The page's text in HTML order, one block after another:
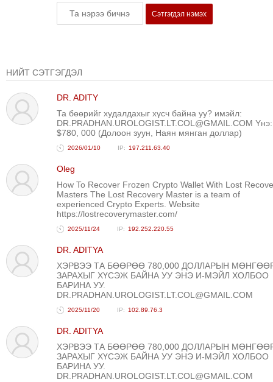
Сэтгэгдэл нэмэх
НИЙТ СЭТГЭГДЭЛ
DR. ADITY
Та бөөрийг худалдахыг хүсч байна уу? имэйл:
DR.PRADHAN.UROLOGIST.LT.COL@GMAIL.COM Yнэ:
$780, 000 (Долоон зуун, Наян мянган доллар)
2026/01/10 197.211.63.40
Oleg
How To Recover Frozen Crypto Wallet With Lost
Masters The Lost Recovery Master is a team of
experienced Crypto Experts. Website
https://lostrecoverymaster.com/
2025/11/24 192.252.220.55
DR. ADITYA
ХЭРВЭЭ ТА БӨӨРӨӨ 780,000 ДОЛЛАРЫН
ЗАРАХЫГ ХҮСЭЖ БАЙНА УУ ЭНЭ И-МЭЙЛ ХОЛБОО
БАРИНА УУ.
DR.PRADHAN.UROLOGIST.LT.COL@GMAIL.COM
2025/11/20 102.89.76.3
DR. ADITYA
ХЭРВЭЭ ТА БӨӨРӨӨ 780,000 ДОЛЛАРЫН
ЗАРАХЫГ ХҮСЭЖ БАЙНА УУ ЭНЭ И-МЭЙЛ ХОЛБОО
БАРИНА УУ.
DR.PRADHAN.UROLOGIST.LT.COL@GMAIL.COM